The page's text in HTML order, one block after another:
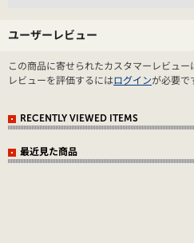
ユーザーレビュー
この商品に寄せられたカスタマーレビュー
レビューを評価するにはログインが必要で
RECENTLY VIEWED ITEMS
最近見た商品